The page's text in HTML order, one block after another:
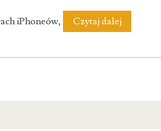
iPhoneów, Czytaj dalejSerwis